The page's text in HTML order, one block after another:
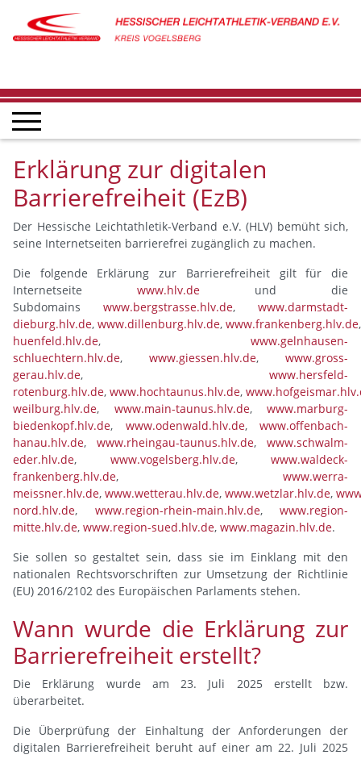
Erklärung zur digitalen
Barrierefreiheit (EzB)
Der Hessische Leichtathletik-Verband e.V. (HLV) bemüht sich,
seine Internetseiten barrierefrei zugänglich zu machen.
Die folgende Erklärung zur Barrierefreiheit gilt für die
Internetseite www.hlv.de und die
Subdomains www.bergstrasse.hlv.de, www.darmstadt-
dieburg.hlv.de, www.dillenburg.hlv.de, www.frankenberg.hlv.de
huenfeld.hlv.de, www.gelnhausen-
schluechtern.hlv.de, www.giessen.hlv.de, www.gross-
gerau.hlv.de, www.hersfeld-
rotenburg.hlv.de, www.hochtaunus.hlv.de,
weilburg.hlv.de, www.main-taunus.hlv.de, www.marburg-
biedenkopf.hlv.de, www.odenwald.hlv.de, www.offenbach-
hanau.hlv.de, www.rheingau-taunus.hlv.de, www.schwalm-
eder.hlv.de, www.vogelsberg.hlv.de, www.waldeck-
frankenberg.hlv.de, www.werra-
meissner.hlv.de, www.wetterau.hlv.de, www.wetzlar.hlv.de,
nord.hlv.de, www.region-rhein-main.hlv.de, www.region-
mitte.hlv.de, www.region-sued.hlv.de, www.magazin.hlv.de.
Sie sollen so gestaltet sein, dass sie im Einklang mit den
nationalen Rechtsvorschriften zur Umsetzung der Richtlinie
(EU) 2016/2102 des Europäischen Parlaments stehen.
Wann wurde die Erklärung zur
Barrierefreiheit erstellt?
Die Erklärung wurde am 23. Juli 2025 erstellt bzw.
überarbeitet.
Die Überprüfung der Einhaltung der Anforderungen der
digitalen Barrierefreiheit beruht auf einer am 22. Juli 2025